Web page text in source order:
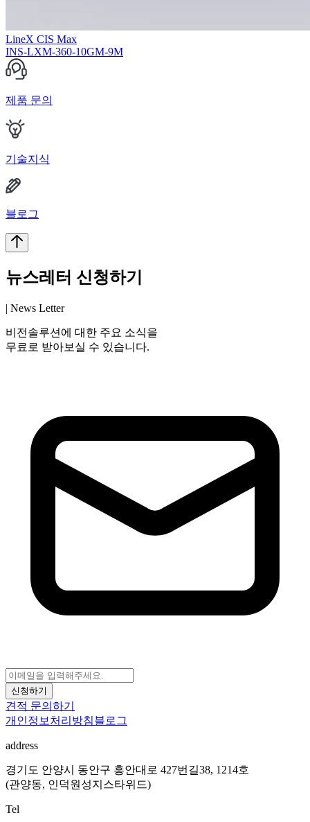
LineX CIS Max
INS-LXM-360-10GM-9M
제품 문의
기술지식
블로그
뉴스레터 신청하기
| News Letter
비전솔루션에 대한 주요 소식을
무료로 받아보실 수 있습니다.
신청하기
견적 문의하기
개인정보처리방침블로그
address
경기도 안양시 동안구 흥안대로 427번길38, 1214호
(관양동, 인덕원성지스타위드)
Tel